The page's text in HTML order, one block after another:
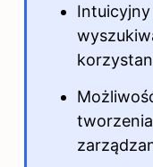
tworzenia